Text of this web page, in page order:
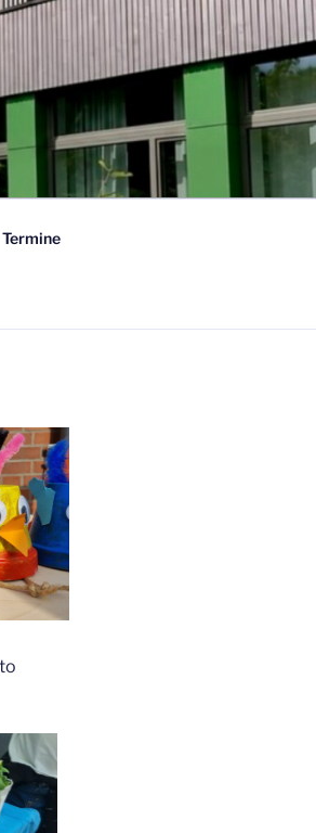
Termine